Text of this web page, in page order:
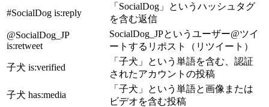
#SocialDog is:reply
「SocialDog」というハッシュタグ
を含む返信
@SocialDog_JP
is:retweet
SocialDog_JPというユーザー@ツイ
ートするリポスト（リツイート）
子犬 is:verified
「子犬」という単語を含む、認証
されたアカウントの投稿
子犬 has:media
「子犬」という単語と画像または
ビデオを含む投稿